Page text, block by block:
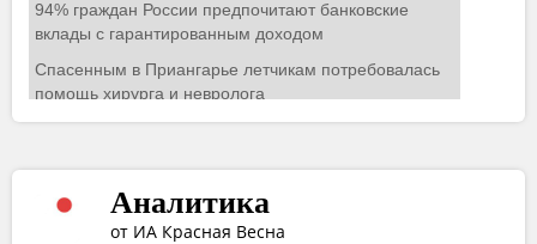
Аналитика
от ИА Красная Весна